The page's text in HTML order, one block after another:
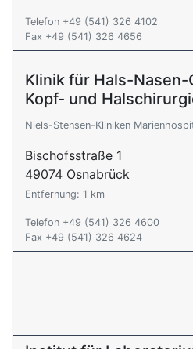
Telefon +49 (541) 326 4102
Fax +49 (541) 326 4656
Klinik für Hals-
Kopf- und
Niels-Stensen-Kliniken
Bischofsstraße 1
49074 Osnabrück
Entfernung: 1 km
Telefon +49 (541) 326 4600
Fax +49 (541) 326 4624